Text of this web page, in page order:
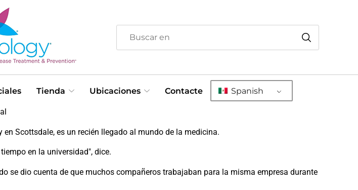
Tienda Ubicaciones Contacte Spanish
Scottsdale, es un recién llegado al mundo de la medicina.
en la universidad", dice.
se dio cuenta de que muchos compañeros trabajaban para la misma empresa durante